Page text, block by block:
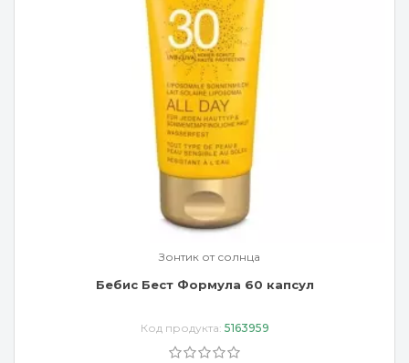
Зонтик от солнца
Бебис Бест Формула 60 капсул
Код продукта: 5163959